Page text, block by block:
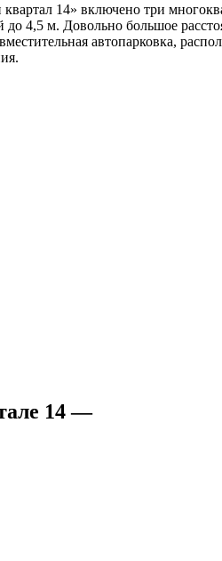
14» включено три
4,5 м. Довольно большое
автопарковка,
14 —